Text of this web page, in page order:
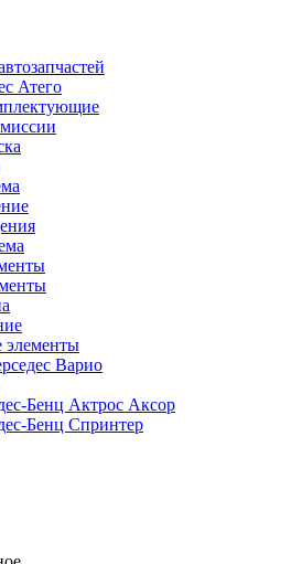
Атего
элементы
Варио
Бенц Актрос Аксор
Бенц Спринтер